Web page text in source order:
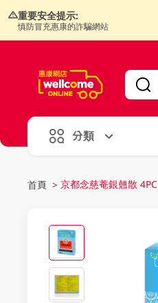
重要安全提示:
慎防冒充惠康的詐騙網站
分類
首頁 > 京都念慈菴銀翹散 4PC